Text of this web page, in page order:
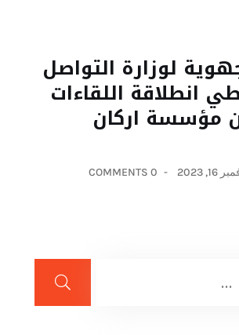
لوزارة التواصل
انطلاقة اللقاءات
مؤسسة اركان
16, 2023
0 COMMENTS